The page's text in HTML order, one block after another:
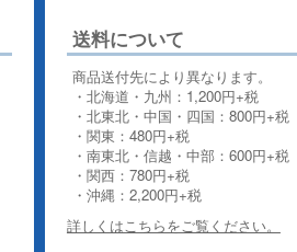
送料について
商品送付先により異なります。
・北海道・九州：1,200円+税
・北東北・中国・四国：800円+税
・関東：480円+税
・南東北・信越・中部：600円+税
・関西：780円+税
・沖縄：2,200円+税
詳しくはこちらをご覧ください。